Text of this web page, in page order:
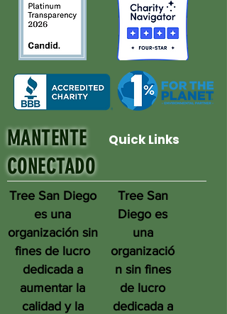
MANTENTE
CONECTADO
Quick Links
Tree San Diego
es una
organización sin
fines de lucro
dedicada a
aumentar la
calidad y la
Tree San
Diego es
una
organizació
n sin fines
de lucro
dedicada a